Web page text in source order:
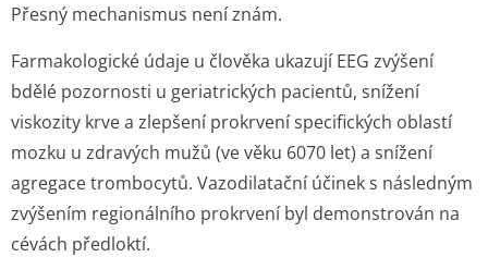
Přesný mechanismus není znám.
Farmakologické údaje u člověka ukazují EEG zvýšení
bdělé pozornosti u geriatrických pacientů, snížení
viskozity krve a zlepšení prokrvení specifických oblastí
mozku u zdravých mužů (ve věku 6070 let) a snížení
agregace trombocytů. Vazodilatační účinek s následným
zvýšením regionálního prokrvení byl demonstrován na
cévách předloktí.